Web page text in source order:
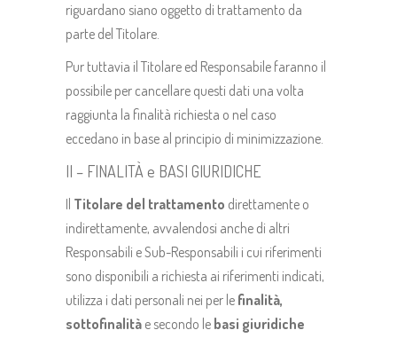
riguardano siano oggetto di trattamento da
parte del Titolare.
Pur tuttavia il Titolare ed Responsabile faranno il
possibile per cancellare questi dati una volta
raggiunta la finalità richiesta o nel caso
eccedano in base al principio di minimizzazione.
II – FINALITÀ e BASI GIURIDICHE
Il Titolare del trattamento direttamente o
indirettamente, avvalendosi anche di altri
Responsabili e Sub-Responsabili i cui riferimenti
sono disponibili a richiesta ai riferimenti indicati,
utilizza i dati personali nei per le finalità,
sottofinalità e secondo le basi giuridiche